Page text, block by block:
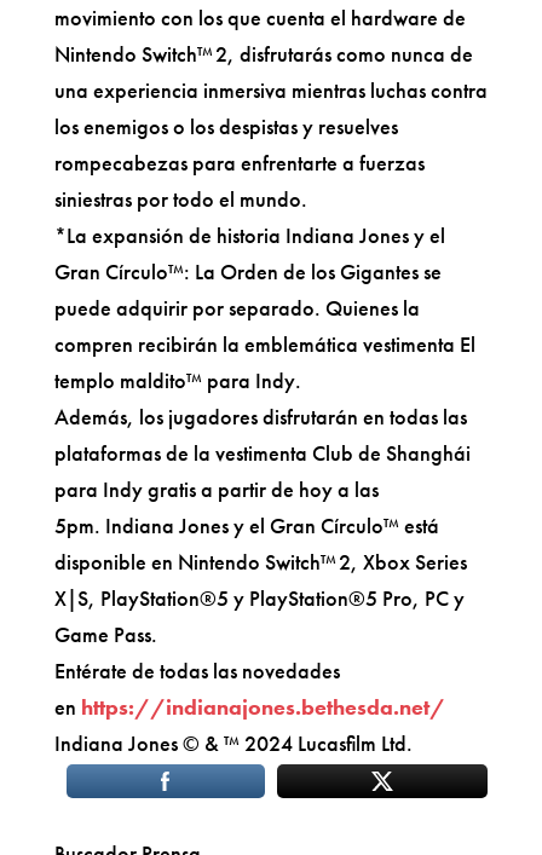
movimiento con los que cuenta el hardware de
Nintendo Switch™ 2, disfrutarás como nunca de
una experiencia inmersiva mientras luchas contra
los enemigos o los despistas y resuelves
rompecabezas para enfrentarte a fuerzas
siniestras por todo el mundo.
*La expansión de historia Indiana Jones y el
Gran Círculo​™​: La Orden de los Gigantes se
puede adquirir por separado. Quienes la
compren recibirán la emblemática vestimenta El
templo maldito™ para Indy.
Además, los jugadores disfrutarán en todas las
plataformas de la vestimenta Club de Shanghái
para Indy gratis a partir de hoy a las
5pm. Indiana Jones y el Gran Círculo™ está
disponible en Nintendo Switch™ 2, Xbox Series
X|S, PlayStation®5 y PlayStation®5 Pro, PC y
Game Pass.
Entérate de todas las novedades
en https://indianajones.bethesda.net/
Indiana Jones © & ™ 2024 Lucasfilm Ltd.